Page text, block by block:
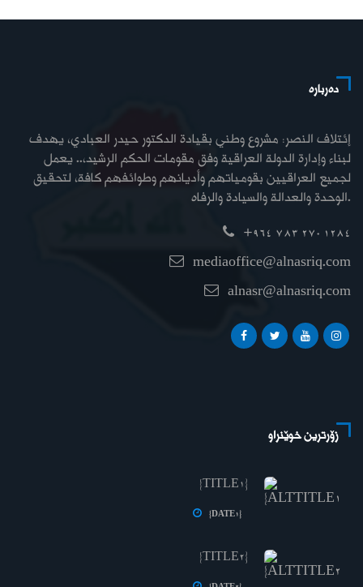
دەربارە
إئتلاف النصر: مشروع وطني بقيادة الدكتور حيدر العبادي، يهدف
لبناء وإدارة الدولة العراقية وفق مقومات الحكم الرشيد،.. يعمل
لجميع العراقيين بقومياتهم وأديانهم وطوائفهم كافة، لتحقيق
الوحدة والعدالة والسيادة والرفاه.
+964 783 270 1284
mediaoffice@alnasriq.com
alnasr@alnasriq.com
زۆرترین خوێنراو
{TITLE1}
{DATE1}
{TITLE2}